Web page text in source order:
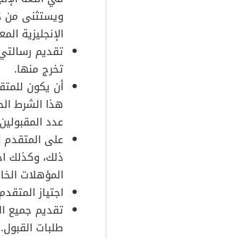
ويستثنى من
الإنجليزية
تقديم
تخرج منها.
أن يكون
هذا الشرط
عدد المقبولين بهذا
على
ذلك، وكذلك
المؤهلات
اجتياز
تقديم جميع
طلبات القبول.